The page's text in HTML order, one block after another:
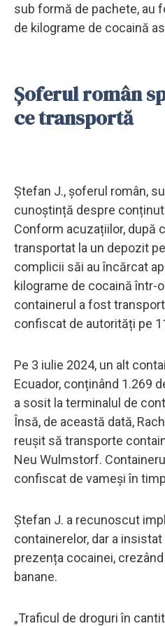
sub formă de pachete, au
de kilograme de cocaină
Șoferul român
ce transportă
Ștefan J., șoferul român,
cunoștință despre
Conform acuzațiilor, după
transportat la un depozit
complicii săi au încărcat
kilograme de cocaină într-
containerul a fost
confiscat de autorități pe
Pe 3 iulie 2024, un alt
Ecuador, conținând 1.269
a sosit la terminalul de
Însă, de această dată,
reușit să transporte
Neu Wulmstorf.
confiscat de vameși în
Ștefan J. a recunoscut
containerelor, dar a
prezența cocainei,
banane.
„Traficul de droguri în